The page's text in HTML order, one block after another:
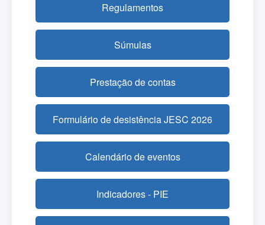
Regulamentos
Súmulas
Prestação de contas
Formulário de desistência JESC 2026
Calendário de eventos
Indicadores - PIE